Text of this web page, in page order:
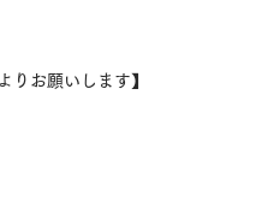
りお願いします】